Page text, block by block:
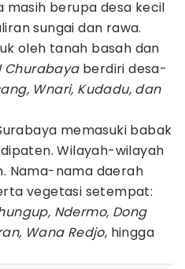
masih berupa desa kecil
sungai dan rawa.
oleh tanah basah dan
Churabayaberdiri desa-
Wnari, Kudadu, dan
memasuki babak
Wilayah-wilayah
Nama-nama daerah
vegetasi setempat:
Ndermo, Dong
Wana Redjo, hingga